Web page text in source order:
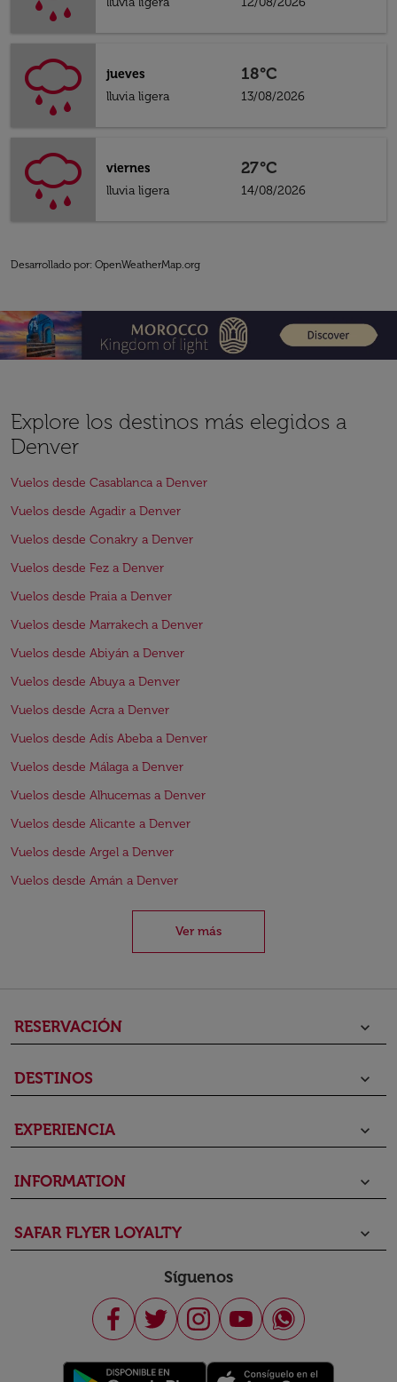
jueves
lluvia ligera
18°C
13/08/2026
viernes
lluvia ligera
27°C
14/08/2026
Desarrollado por: OpenWeatherMap.org
Explore los destinos más elegidos a
Denver
Vuelos desde Casablanca a Denver
Vuelos desde Agadir a Denver
Vuelos desde Conakry a Denver
Vuelos desde Fez a Denver
Vuelos desde Praia a Denver
Vuelos desde Marrakech a Denver
Vuelos desde Abiyán a Denver
Vuelos desde Abuya a Denver
Vuelos desde Acra a Denver
Vuelos desde Adís Abeba a Denver
Vuelos desde Málaga a Denver
Vuelos desde Alhucemas a Denver
Vuelos desde Alicante a Denver
Vuelos desde Argel a Denver
Vuelos desde Amán a Denver
Ver más
RESERVACIÓN keyboard_arrow_down
DESTINOS keyboard_arrow_down
EXPERIENCIA keyboard_arrow_down
INFORMATION keyboard_arrow_down
SAFAR FLYER LOYALTY keyboard_arrow_down
Síguenos